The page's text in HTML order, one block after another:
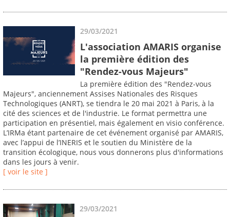
29/03/2021
L'association AMARIS organise
la première édition des
"Rendez-vous Majeurs"
La première édition des "Rendez-vous
Majeurs", anciennement Assises Nationales des Risques
Technologiques (ANRT), se tiendra le 20 mai 2021 à Paris, à la
cité des sciences et de l'industrie. Le format permettra une
participation en présentiel, mais également en visio conférence.
L’IRMa étant partenaire de cet événement organisé par AMARIS,
avec l’appui de l’INERIS et le soutien du Ministère de la
transition écologique, nous vous donnerons plus d'informations
dans les jours à venir.
[ voir le site ]
29/03/2021